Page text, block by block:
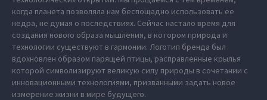
когда планета позволяла нам беспощадно использовать ее
недра, не думая о последствиях. Сейчас настало время для
создания нового образа мышления, в котором природа и
технологии существуют в гармонии. Логотип бренда был
вдохновлен образом парящей птицы, расправленные крылья
которой символизируют великую силу природы в сочетании с
инновационными технологиями, призванными задать новое
измерение жизни в мире будущего.